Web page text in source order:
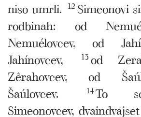
niso umrli. 12Simeonovi
rodbinah: od
Nemuélovcev, od
Jahínovcev,
13 od
Zêrahovcev, od
Šaúlovcev.
14To
Simeonovcev,